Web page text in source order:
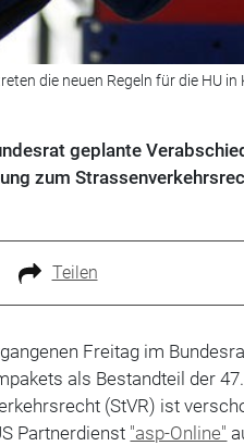
die neuen Regeln für die HU in
geplante
zum
Teilen
Freitag im
als Bestandteil der
(StVR) ist
Partnerdienst "asp-Online"